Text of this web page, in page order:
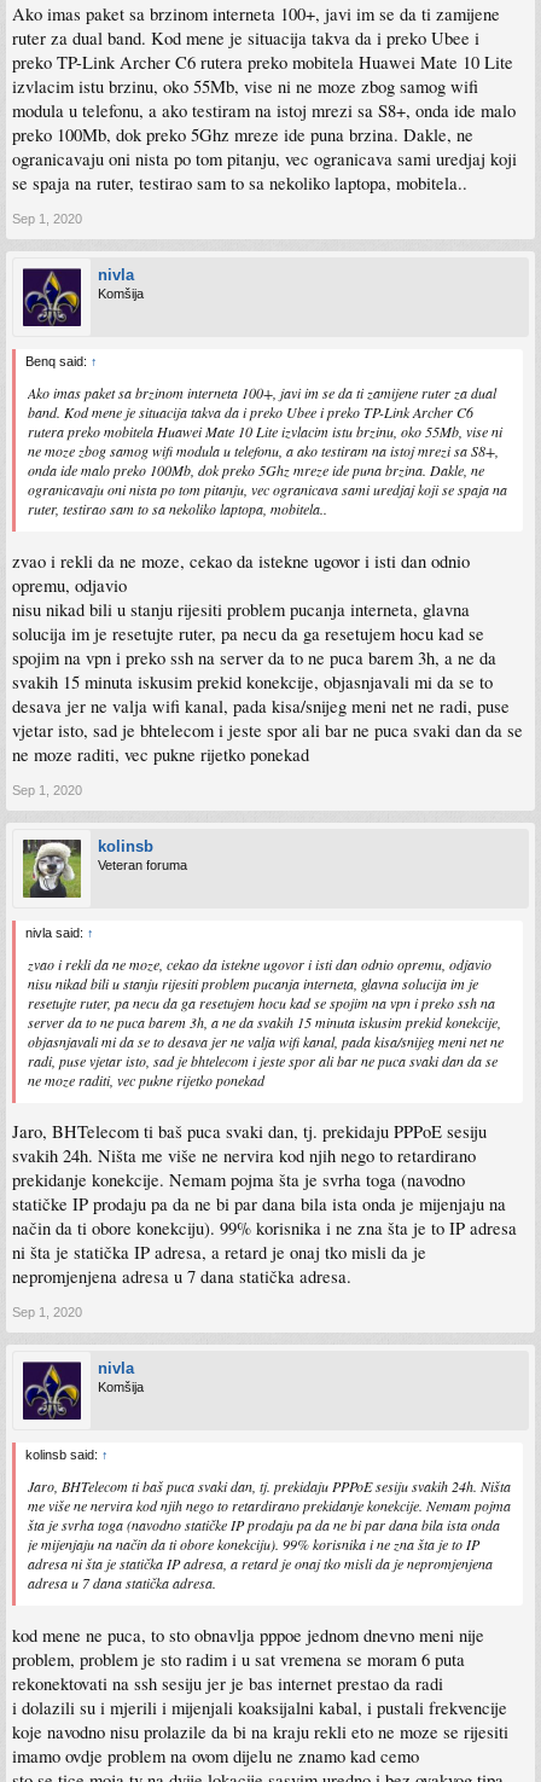
Ako imas paket sa brzinom interneta 100+, javi im se da ti zamijene
ruter za dual band. Kod mene je situacija takva da i preko Ubee i
preko TP-Link Archer C6 rutera preko mobitela Huawei Mate 10 Lite
izvlacim istu brzinu, oko 55Mb, vise ni ne moze zbog samog wifi
modula u telefonu, a ako testiram na istoj mrezi sa S8+, onda ide malo
preko 100Mb, dok preko 5Ghz mreze ide puna brzina. Dakle, ne
ogranicavaju oni nista po tom pitanju, vec ogranicava sami uredjaj koji
se spaja na ruter, testirao sam to sa nekoliko laptopa, mobitela..
Sep 1, 2020
nivla
Komšija
Benq said: ↑
Ako imas paket sa brzinom interneta 100+, javi im se da ti zamijene ruter za dual
band. Kod mene je situacija takva da i preko Ubee i preko TP-Link Archer C6
rutera preko mobitela Huawei Mate 10 Lite izvlacim istu brzinu, oko 55Mb, vise ni
ne moze zbog samog wifi modula u telefonu, a ako testiram na istoj mrezi sa S8+,
onda ide malo preko 100Mb, dok preko 5Ghz mreze ide puna brzina. Dakle, ne
ogranicavaju oni nista po tom pitanju, vec ogranicava sami uredjaj koji se spaja na
ruter, testirao sam to sa nekoliko laptopa, mobitela..
zvao i rekli da ne moze, cekao da istekne ugovor i isti dan odnio
opremu, odjavio
nisu nikad bili u stanju rijesiti problem pucanja interneta, glavna
solucija im je resetujte ruter, pa necu da ga resetujem hocu kad se
spojim na vpn i preko ssh na server da to ne puca barem 3h, a ne da
svakih 15 minuta iskusim prekid konekcije, objasnjavali mi da se to
desava jer ne valja wifi kanal, pada kisa/snijeg meni net ne radi, puse
vjetar isto, sad je bhtelecom i jeste spor ali bar ne puca svaki dan da se
ne moze raditi, vec pukne rijetko ponekad
Sep 1, 2020
kolinsb
Veteran foruma
nivla said: ↑
zvao i rekli da ne moze, cekao da istekne ugovor i isti dan odnio opremu, odjavio
nisu nikad bili u stanju rijesiti problem pucanja interneta, glavna solucija im je
resetujte ruter, pa necu da ga resetujem hocu kad se spojim na vpn i preko ssh na
server da to ne puca barem 3h, a ne da svakih 15 minuta iskusim prekid konekcije,
objasnjavali mi da se to desava jer ne valja wifi kanal, pada kisa/snijeg meni net ne
radi, puse vjetar isto, sad je bhtelecom i jeste spor ali bar ne puca svaki dan da se
ne moze raditi, vec pukne rijetko ponekad
Jaro, BHTelecom ti baš puca svaki dan, tj. prekidaju PPPoE sesiju
svakih 24h. Ništa me više ne nervira kod njih nego to retardirano
prekidanje konekcije. Nemam pojma šta je svrha toga (navodno
statičke IP prodaju pa da ne bi par dana bila ista onda je mijenjaju na
način da ti obore konekciju). 99% korisnika i ne zna šta je to IP adresa
ni šta je statička IP adresa, a retard je onaj tko misli da je
nepromjenjena adresa u 7 dana statička adresa.
Sep 1, 2020
nivla
Komšija
kolinsb said: ↑
Jaro, BHTelecom ti baš puca svaki dan, tj. prekidaju PPPoE sesiju svakih 24h. Ništa
me više ne nervira kod njih nego to retardirano prekidanje konekcije. Nemam pojma
šta je svrha toga (navodno statičke IP prodaju pa da ne bi par dana bila ista onda
je mijenjaju na način da ti obore konekciju). 99% korisnika i ne zna šta je to IP
adresa ni šta je statička IP adresa, a retard je onaj tko misli da je nepromjenjena
adresa u 7 dana statička adresa.
kod mene ne puca, to sto obnavlja pppoe jednom dnevno meni nije
problem, problem je sto radim i u sat vremena se moram 6 puta
rekonektovati na ssh sesiju jer je bas internet prestao da radi
i dolazili su i mjerili i mijenjali koaksijalni kabal, i pustali frekvencije
koje navodno nisu prolazile da bi na kraju rekli eto ne moze se rijesiti
imamo ovdje problem na ovom dijelu ne znamo kad cemo